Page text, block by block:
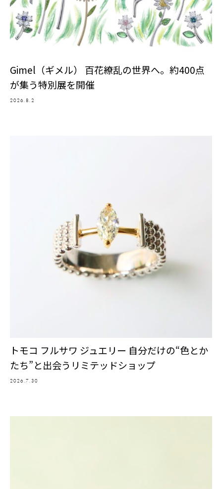
Gimel（ギメル） 百花繚乱の世界へ。約400点
が集う特別展を開催
2026.8.2
トモコ フルサワ ジュエリー 自分だけの“色とか
たち”と出会うリミテッドショップ
2026.7.30